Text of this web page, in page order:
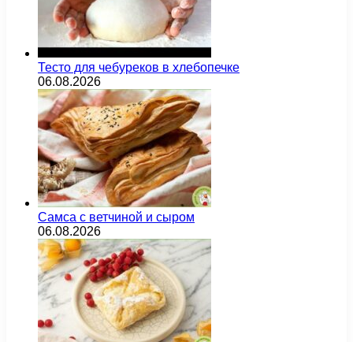
Тесто для чебуреков в хлебопечке
06.08.2026
Самса с ветчиной и сыром
06.08.2026